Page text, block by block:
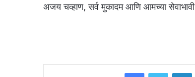
अजय चव्हाण, सर्व मुकादम आणि आमच्या सेवाभावी
FacebookTwitter